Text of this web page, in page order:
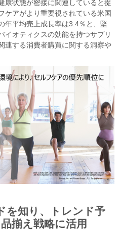
康状態が密接に関連していると捉
ケアがより重要視されている米国
年平均売上成長率は3.4％と、堅
イオティクスの効能を持つサプリ
連する消費者購買に関する洞察や
を知り、トレンド予
揃え戦略に活用